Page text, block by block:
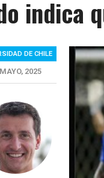
indica
DE CHILE
2025